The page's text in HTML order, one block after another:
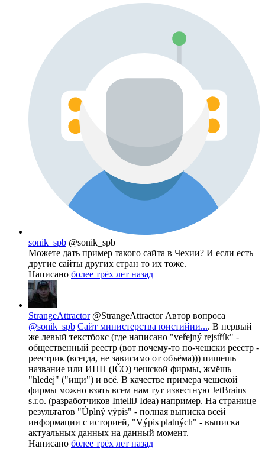
sonik_spb @sonik_spb
Можете дать пример такого сайта в Чехии? И если есть
другие сайты других стран то их тоже.
Написано более трёх лет назад
StrangeAttractor @StrangeAttractor Автор вопроса
@sonik_spb Сайт министерства юистийии.... В первый
же левый текстбокс (где написано "veřejný rejstřík" -
общественный реестр (вот почему-то по-чешски реестр -
реестрик (всегда, не зависимо от объёма))) пишешь
название или ИНН (IČO) чешской фирмы, жмёшь
"hledej" ("ищи") и всё. В качестве примера чешской
фирмы можно взять всем нам тут известную JetBrains
s.r.o. (разработчиков IntelliJ Idea) например. На странице
результатов "Úplný výpis" - полная выписка всей
информации с историей, "Výpis platných" - выписка
актуальных данных на данный момент.
Написано более трёх лет назад